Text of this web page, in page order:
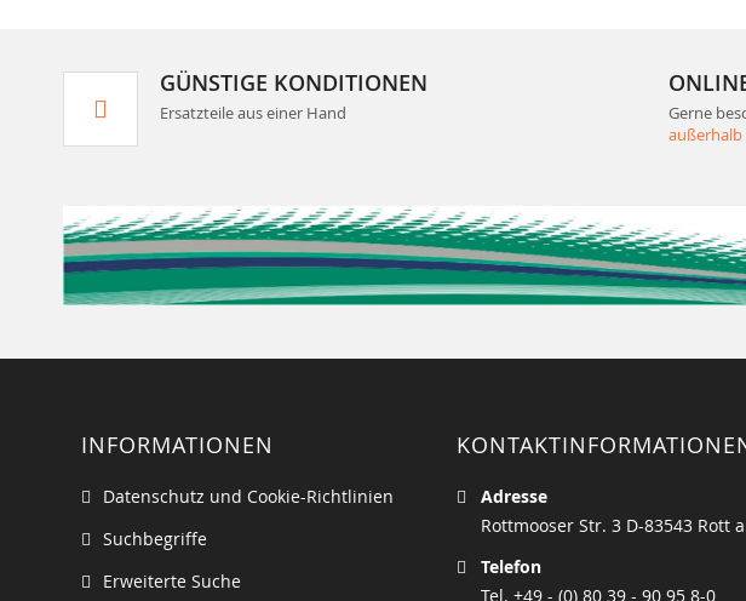
GÜNSTIGE KONDITIONEN
Ersatzteile aus einer Hand Gerne
außerhalb
INFORMATIONEN
Datenschutz und Cookie-Richtlinien
Suchbegriffe
Erweiterte Suche
Adresse
Rottmooser Str. 3 D-83543 Rott
Telefon
Tel. +49 - (0) 80 39 - 90 95 8-0